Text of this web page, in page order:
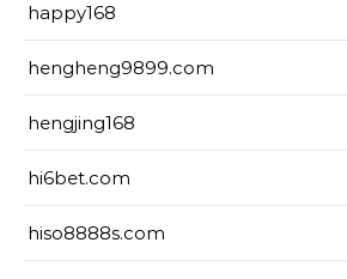
happy168
hengheng9899.com
hengjing168
hi6bet.com
hiso8888s.com